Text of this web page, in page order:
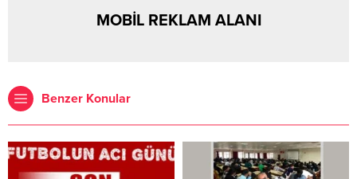
MOBİL REKLAM ALANI
Benzer Konular